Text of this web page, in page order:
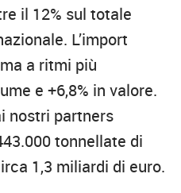
il 12% sul totale
L’import
a ritmi più
e +6,8% in valore.
nostri partners
tonnellate di
1,3 miliardi di euro.